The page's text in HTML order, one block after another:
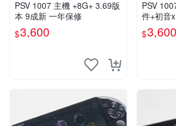
PSV 1007 主機 +8G+ 3.69版
本 9成新 一年保修
$3,600
PSV
件+初音x 保
障
$3,600